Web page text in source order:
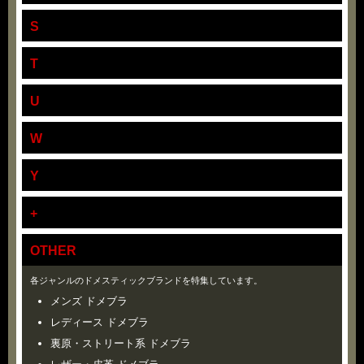
S
T
U
W
Y
+
OTHER
各ジャンルのドメスティックブランドを特集しています。
メンズ ドメブラ
レディース ドメブラ
裏原・ストリート系 ドメブラ